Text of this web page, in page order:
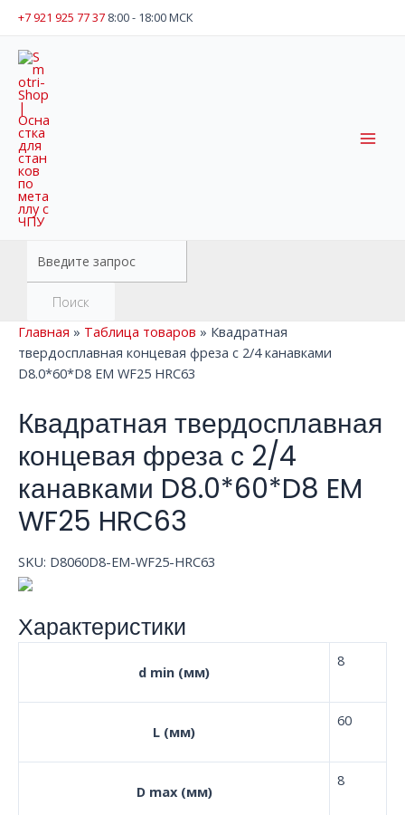
Перейти
содержимому
+7 921 925 77 37 8:00 - 18:00 МСК
товаров
Поиск
Главная » Таблица товаров » Квадратная
твердосплавная концевая фреза с 2/4 канавками
D8.0*60*D8 EM WF25 HRC63
Квадратная твердосплавная
концевая фреза с 2/4
канавками D8.0*60*D8 EM
WF25 HRC63
SKU: D8060D8-EM-WF25-HRC63
Характеристики
d min (мм)
8
L (мм)
60
D max (мм)
8